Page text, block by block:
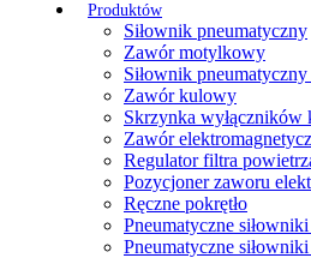
Produktów
Siłownik pneumatyczny
Zawór motylkowy
Siłownik
Zawór kulowy
Skrzynka wyłączników
Zawór
Regulator filtra
Pozycjoner zaworu
Ręczne pokrętło
Pneumatyczne
Pneumatyczne